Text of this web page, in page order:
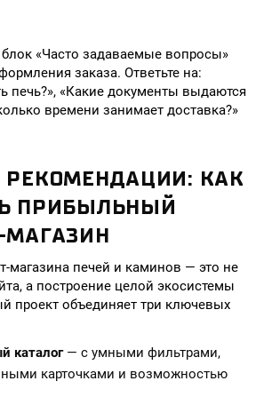
«Часто задаваемые вопросы»
заказа. Ответьте на:
печь?», «Какие документы выдаются
времени занимает доставка?»
РЕКОМЕНДАЦИИ: КАК
ПРИБЫЛЬНЫЙ
МАГАЗИН
магазина печей и каминов — это не
а построение целой экосистемы
проект объединяет три ключевых
каталог— с умными фильтрами,
карточками и возможностью